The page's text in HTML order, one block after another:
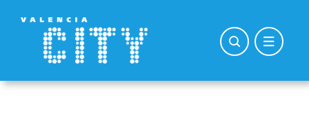
contenido